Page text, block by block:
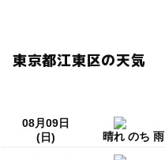
東京都江東区の天気
08月09日
(日)
晴れ のち 雨